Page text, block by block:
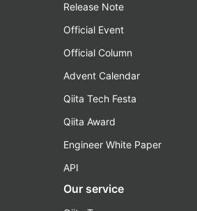
Release Note
Official Event
Official Column
Advent Calendar
Qiita Tech Festa
Qiita Award
Engineer White Paper
API
Our service